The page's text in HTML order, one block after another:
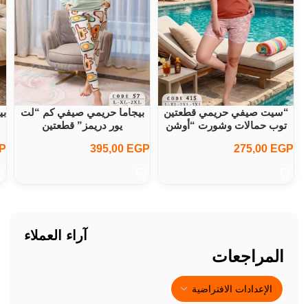
“سيت صيفي حريمي قطعتين
توب حمالات وشورت “أوشن
275,00 EGP
بيجاما حريمي صيفي كم “لت
يور دريمز” قطعتين
395,00 EGP
آراء العملاء
المراجعات